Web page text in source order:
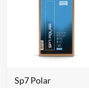
Sp7 Polar